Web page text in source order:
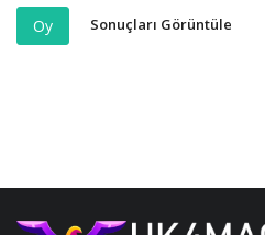
Oy Sonuçları Görüntüle